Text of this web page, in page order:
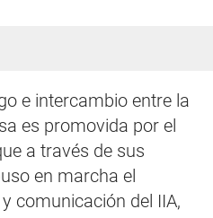
e intercambio entre la
es promovida por el
a través de sus
en marcha el
comunicación del IIA,